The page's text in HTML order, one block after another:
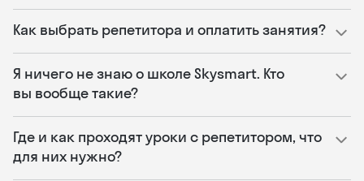
Как выбрать репетитора и оплатить занятия?
Я ничего не знаю о школе Skysmart. Кто
вы вообще такие?
Где и как проходят уроки с репетитором, что
для них нужно?